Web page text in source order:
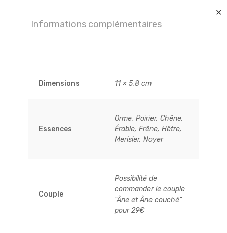
✕
Informations complémentaires
Dimensions 11 × 5,8 cm
Essences
Orme, Poirier, Chêne,
Érable, Frêne, Hêtre,
Merisier, Noyer
Couple
Possibilité de
commander le couple
"Âne et Âne couché"
pour 29€